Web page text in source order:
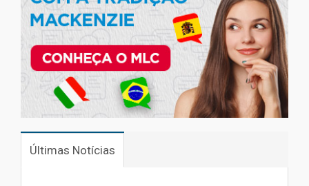
Últimas Notícias